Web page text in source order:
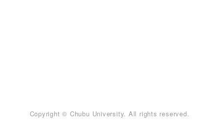
Copyright © Chubu University. All rights reserved.